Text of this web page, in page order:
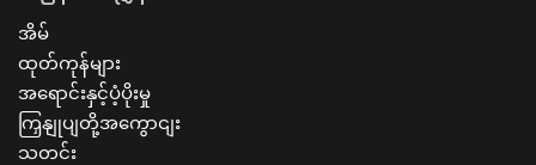
အိမ်
ထုတ်ကုန်များ
အရောင်းနှင့်ပံ့ပိုးမှု
ကြှနျုပျတို့အကွောငျး
သတင်း